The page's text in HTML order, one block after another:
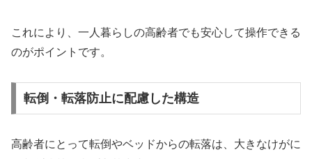
これにより、一人暮らしの高齢者でも安心して操作できる
のがポイントです。
転倒・転落防止に配慮した構造
高齢者にとって転倒やベッドからの転落は、大きなけがに